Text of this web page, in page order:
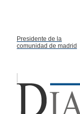
Presidente de la
comunidad de madrid